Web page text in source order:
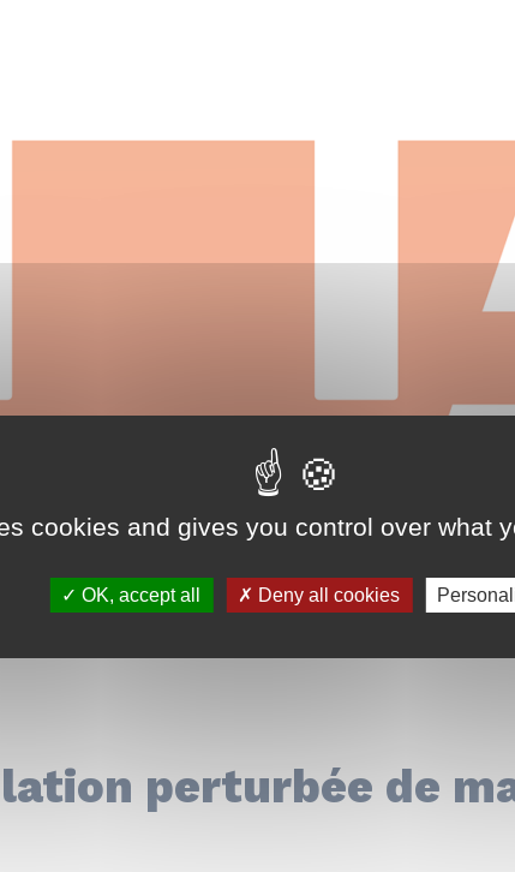
perturbée de
cookies and gives you control over what
OK, accept all Deny all cookies